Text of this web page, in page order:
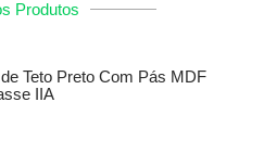
Produtos
Teto Preto Com Pás MDF
IIA